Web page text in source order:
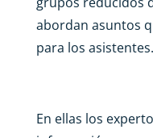
abordan asuntos
para los asistentes.
En ellas los